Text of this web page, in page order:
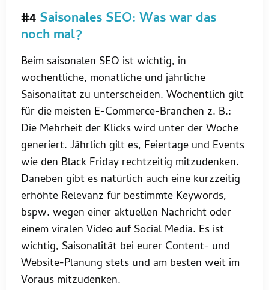
#4Saisonales SEO: Was war das
noch mal?
Beim saisonalen SEO ist wichtig, in
wöchentliche, monatliche und jährliche
Saisonalität zu unterscheiden. Wöchentlich gilt
für die meisten E-Commerce-Branchen z. B.:
Die Mehrheit der Klicks wird unter der Woche
generiert. Jährlich gilt es, Feiertage und Events
wie den Black Friday rechtzeitig mitzudenken.
Daneben gibt es natürlich auch eine kurzzeitig
erhöhte Relevanz für bestimmte Keywords,
bspw. wegen einer aktuellen Nachricht oder
einem viralen Video auf Social Media. Es ist
wichtig, Saisonalität bei eurer Content- und
Website-Planung stets und am besten weit im
Voraus mitzudenken.